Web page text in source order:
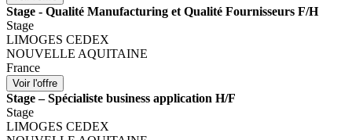
Stage - Qualité Manufacturing et Qualité Fournisseurs F/H
Stage
LIMOGES CEDEX
NOUVELLE AQUITAINE
France
Stage – Spécialiste business application H/F
Stage
LIMOGES CEDEX